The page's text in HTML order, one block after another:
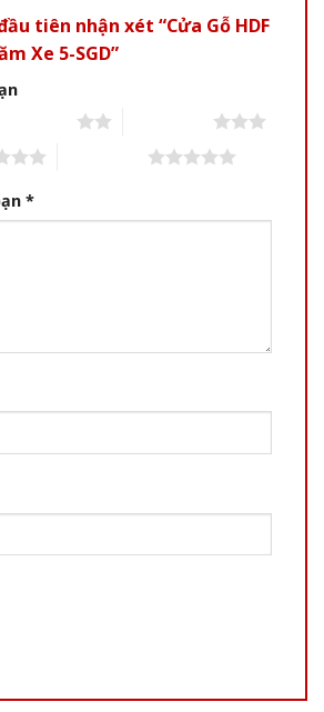
tiên nhận xét “Cửa Gỗ HDF
Xe 5-SGD”
*